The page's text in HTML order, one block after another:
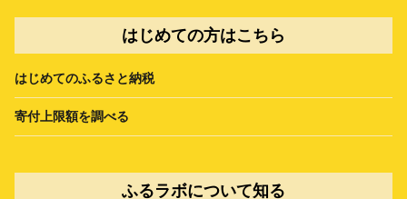
はじめての方はこちら
はじめてのふるさと納税
寄付上限額を調べる
ふるラボについて知る